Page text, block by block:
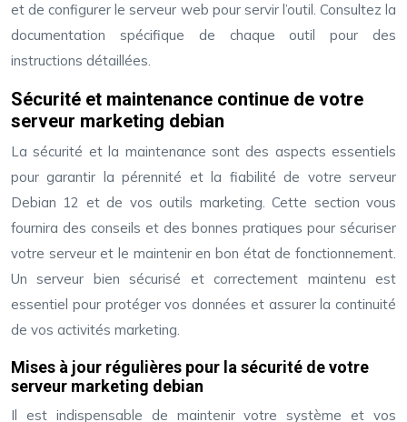
et de configurer le serveur web pour servir l’outil. Consultez la
documentation spécifique de chaque outil pour des
instructions détaillées.
Sécurité et maintenance continue de votre
serveur marketing debian
La sécurité et la maintenance sont des aspects essentiels
pour garantir la pérennité et la fiabilité de votre serveur
Debian 12 et de vos outils marketing. Cette section vous
fournira des conseils et des bonnes pratiques pour sécuriser
votre serveur et le maintenir en bon état de fonctionnement.
Un serveur bien sécurisé et correctement maintenu est
essentiel pour protéger vos données et assurer la continuité
de vos activités marketing.
Mises à jour régulières pour la sécurité de votre
serveur marketing debian
Il est indispensable de maintenir votre système et vos